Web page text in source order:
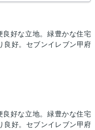
好な立地。緑豊かな住宅
良好。セブンイレブン甲府
好な立地。緑豊かな住宅
良好。セブンイレブン甲府